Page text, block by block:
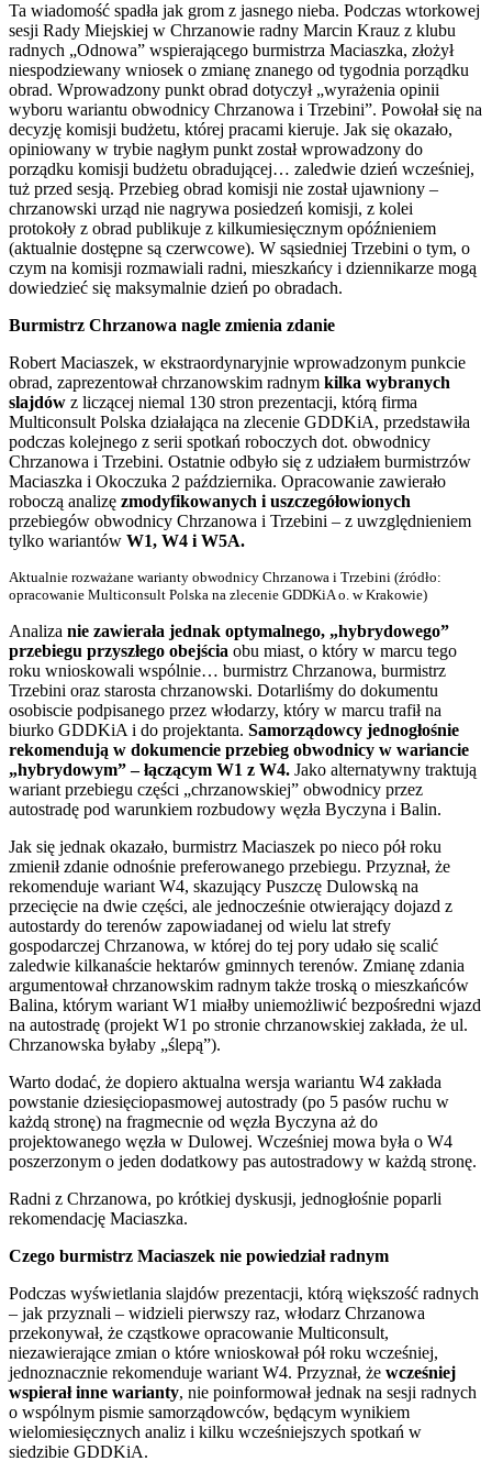
Ta wiadomość spadła jak grom z jasnego nieba. Podczas wtorkowej
sesji Rady Miejskiej w Chrzanowie radny Marcin Krauz z klubu
radnych „Odnowa” wspierającego burmistrza Maciaszka, złożył
niespodziewany wniosek o zmianę znanego od tygodnia porządku
obrad. Wprowadzony punkt obrad dotyczył „wyrażenia opinii
wyboru wariantu obwodnicy Chrzanowa i Trzebini”. Powołał się na
decyzję komisji budżetu, której pracami kieruje. Jak się okazało,
opiniowany w trybie nagłym punkt został wprowadzony do
porządku komisji budżetu obradującej… zaledwie dzień wcześniej,
tuż przed sesją. Przebieg obrad komisji nie został ujawniony –
chrzanowski urząd nie nagrywa posiedzeń komisji, z kolei
protokoły z obrad publikuje z kilkumiesięcznym opóźnieniem
(aktualnie dostępne są czerwcowe). W sąsiedniej Trzebini o tym, o
czym na komisji rozmawiali radni, mieszkańcy i dziennikarze mogą
dowiedzieć się maksymalnie dzień po obradach.
Burmistrz Chrzanowa nagle zmienia zdanie
Robert Maciaszek, w ekstraordynaryjnie wprowadzonym punkcie
obrad, zaprezentował chrzanowskim radnym kilka wybranych
slajdów z liczącej niemal 130 stron prezentacji, którą firma
Multiconsult Polska działająca na zlecenie GDDKiA, przedstawiła
podczas kolejnego z serii spotkań roboczych dot. obwodnicy
Chrzanowa i Trzebini. Ostatnie odbyło się z udziałem burmistrzów
Maciaszka i Okoczuka 2 października. Opracowanie zawierało
roboczą analizę zmodyfikowanych i uszczegółowionych
przebiegów obwodnicy Chrzanowa i Trzebini – z uwzględnieniem
tylko wariantów W1, W4 i W5A.
Aktualnie rozważane warianty obwodnicy Chrzanowa i Trzebini (źródło:
opracowanie Multiconsult Polska na zlecenie GDDKiA o. w Krakowie)
Analiza nie zawierała jednak optymalnego, „hybrydowego”
przebiegu przyszłego obejścia obu miast, o który w marcu tego
roku wnioskowali wspólnie… burmistrz Chrzanowa, burmistrz
Trzebini oraz starosta chrzanowski. Dotarliśmy do dokumentu
osobiscie podpisanego przez włodarzy, który w marcu trafił na
biurko GDDKiA i do projektanta. Samorządowcy jednogłośnie
rekomendują w dokumencie przebieg obwodnicy w wariancie
„hybrydowym” – łączącym W1 z W4. Jako alternatywny traktują
wariant przebiegu części „chrzanowskiej” obwodnicy przez
autostradę pod warunkiem rozbudowy węzła Byczyna i Balin.
Jak się jednak okazało, burmistrz Maciaszek po nieco pół roku
zmienił zdanie odnośnie preferowanego przebiegu. Przyznał, że
rekomenduje wariant W4, skazujący Puszczę Dulowską na
przecięcie na dwie części, ale jednocześnie otwierający dojazd z
autostardy do terenów zapowiadanej od wielu lat strefy
gospodarczej Chrzanowa, w której do tej pory udało się scalić
zaledwie kilkanaście hektarów gminnych terenów. Zmianę zdania
argumentował chrzanowskim radnym także troską o mieszkańców
Balina, którym wariant W1 miałby uniemożliwić bezpośredni wjazd
na autostradę (projekt W1 po stronie chrzanowskiej zakłada, że ul.
Chrzanowska byłaby „ślepą”).
Warto dodać, że dopiero aktualna wersja wariantu W4 zakłada
powstanie dziesięciopasmowej autostrady (po 5 pasów ruchu w
każdą stronę) na fragmecnie od węzła Byczyna aż do
projektowanego węzła w Dulowej. Wcześniej mowa była o W4
poszerzonym o jeden dodatkowy pas autostradowy w każdą stronę.
Radni z Chrzanowa, po krótkiej dyskusji, jednogłośnie poparli
rekomendację Maciaszka.
Czego burmistrz Maciaszek nie powiedział radnym
Podczas wyświetlania slajdów prezentacji, którą większość radnych
– jak przyznali – widzieli pierwszy raz, włodarz Chrzanowa
przekonywał, że cząstkowe opracowanie Multiconsult,
niezawierające zmian o które wnioskował pół roku wcześniej,
jednoznacznie rekomenduje wariant W4. Przyznał, że wcześniej
wspierał inne warianty, nie poinformował jednak na sesji radnych
o wspólnym pismie samorządowców, będącym wynikiem
wielomiesięcznych analiz i kilku wcześniejszych spotkań w
siedzibie GDDKiA.